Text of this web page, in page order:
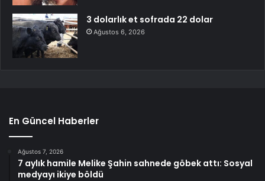
3 dolarlık et sofrada 22 dolar
Ağustos 6, 2026
En Güncel Haberler
Ağustos 7, 2026
7 aylık hamile Melike Şahin sahnede göbek attı: Sosyal
medyayı ikiye böldü